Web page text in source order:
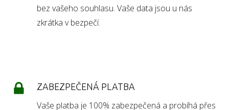
bez vašeho souhlasu. Vaše data jsou u nás
zkrátka v bezpečí.
ZABEZPEČENÁ PLATBA
Vaše platba je 100% zabezpečená a probíhá přes